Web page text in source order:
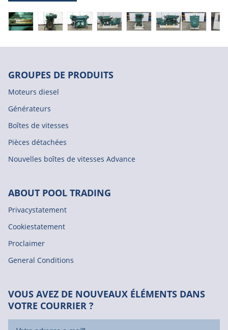
GROUPES DE PRODUITS
Moteurs diesel
Générateurs
Boîtes de vitesses
Pièces détachées
Nouvelles boîtes de vitesses Advance
ABOUT POOL TRADING
Privacystatement
Cookiestatement
Proclaimer
General Conditions
VOUS AVEZ DE NOUVEAUX ÉLÉMENTS DANS
VOTRE COURRIER ?